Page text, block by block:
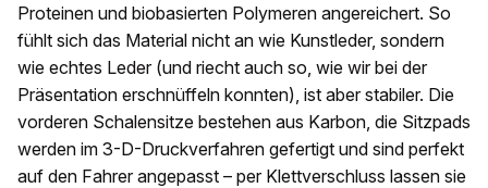
Proteinen und biobasierten Polymeren angereichert. So
fühlt sich das Material nicht an wie Kunstleder, sondern
wie echtes Leder (und riecht auch so, wie wir bei der
Präsentation erschnüffeln konnten), ist aber stabiler. Die
vorderen Schalensitze bestehen aus Karbon, die Sitzpads
werden im 3-D-Druckverfahren gefertigt und sind perfekt
auf den Fahrer angepasst – per Klettverschluss lassen sie